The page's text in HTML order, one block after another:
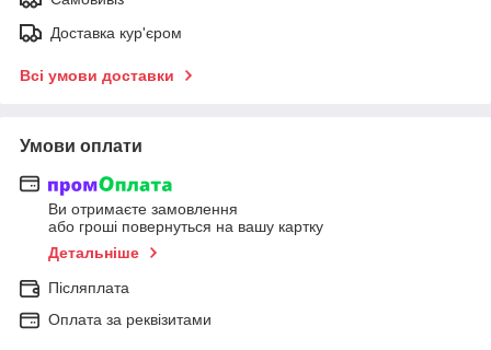
Доставка кур'єром
Всі умови доставки
Умови оплати
Ви отримаєте замовлення
або гроші повернуться на вашу картку
Детальніше
Післяплата
Оплата за реквізитами